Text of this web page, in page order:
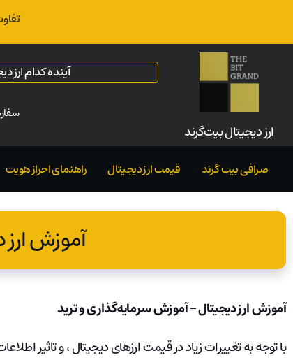
ارز‌ دیجیتال بیت‌گرند
آینده کدام
صرافی بیت گرند قیمت ارز دیجیتال راهنمای احراز هویت
آموزش ارز
آموزش ارز دیجیتال – آموزش سرمایه‌گذاری و ترید
با توجه به تغییرات زیاد در قیمت ارزهای دیجیتال ، و تاثیر